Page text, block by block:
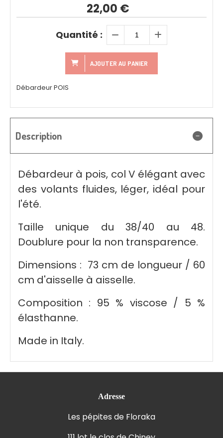
22,00 €
Quantité :
AJOUTER AU PANIER
Débardeur POIS
Description
Débardeur à pois, col V élégant avec
des volants fluides, léger, idéal pour
l'été.
Taille unique du 38/40 au 48.
Doublure pour la non transparence.
Dimensions : 73 cm de longueur / 60
cm d'aisselle à aisselle.
Composition : 95 % viscose / 5 %
élasthanne.
Made in Italy.
Adresse
Les pépites de Floraka